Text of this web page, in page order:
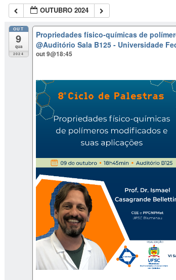
OUTUBRO 2024
OUT
9
qua
2024
Propriedades físico-químicas de
@Auditório Sala B125 - Universidade
out 9@18:45